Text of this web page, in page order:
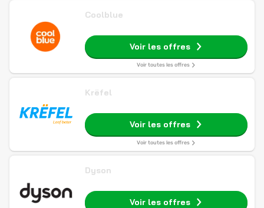
Coolblue
Voir les offres
Voir toutes les offres
Krëfel
Voir les offres
Voir toutes les offres
Dyson
Voir les offres